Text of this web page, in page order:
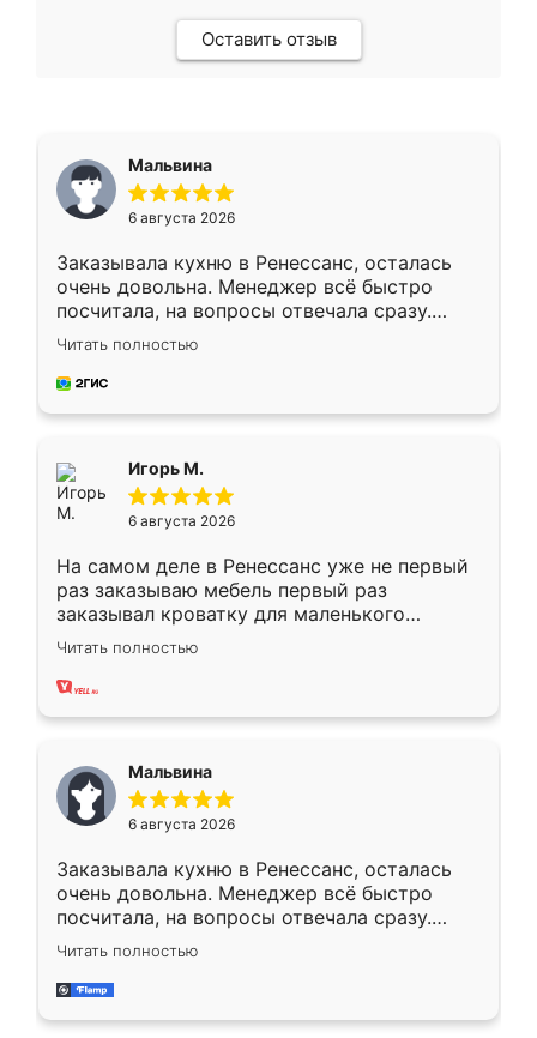
Оставить отзыв
Мальвина
6 августа 2026
Заказывала кухню в Ренессанс, осталась
очень довольна. Менеджер всё быстро
посчитала, на вопросы отвечала сразу.
Замерщик приехал в субботу, подошёл к
делу со всей ответственностью. Собрали
за день, ребята работали аккуратно, даже
Читать полностью
Игорь М.
6 августа 2026
На самом деле в Ренессанс уже не первый
раз заказываю мебель первый раз
заказывал кроватку для маленького
ребёнка при его рождении ,во второй раз
заказал шкаф-купе. По качеству очень
хорошее сборка достаточно быстрая,
меньше, здесь же он более разнообразный.
Мне нравится ,если что-то потребуется из
мебели буду заказывать только здесь.
Читать полностью
Мальвина
6 августа 2026
Заказывала кухню в Ренессанс, осталась
очень довольна. Менеджер всё быстро
посчитала, на вопросы отвечала сразу.
Замерщик приехал в субботу, подошёл к
делу со всей ответственностью. Собрали
за день, ребята работали аккуратно, даже
Читать полностью